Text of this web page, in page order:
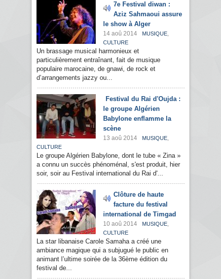
7e Festival diwan :
Aziz Sahmaoui assure
le show à Alger
14 aoû 2014 MUSIQUE,
CULTURE
Un brassage musical harmonieux et
particulièrement entraînant, fait de musique
populaire marocaine, de gnawi, de rock et
d’arrangements jazzy ou...
Festival du Rai d'Oujda :
le groupe Algérien
Babylone enflamme la
scène
13 aoû 2014 MUSIQUE,
CULTURE
Le groupe Algérien Babylone, dont le tube « Zina »
a connu un succès phénoménal, s'est produit, hier
soir, soir au Festival international du Rai d'...
Clôture de haute
facture du festival
international de Timgad
10 aoû 2014 MUSIQUE,
CULTURE
La star libanaise Carole Samaha a créé une
ambiance magique qui a subjugué le public en
animant l’ultime soirée de la 36ème édition du
festival de...